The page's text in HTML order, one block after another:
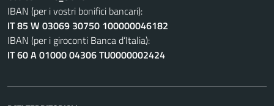
IBAN (per i vostri bonifici bancari):
IT 85 W 03069 30750 100000046182
IBAN (per i giroconti Banca d’Italia):
IT 60 A 01000 04306 TU0000002424